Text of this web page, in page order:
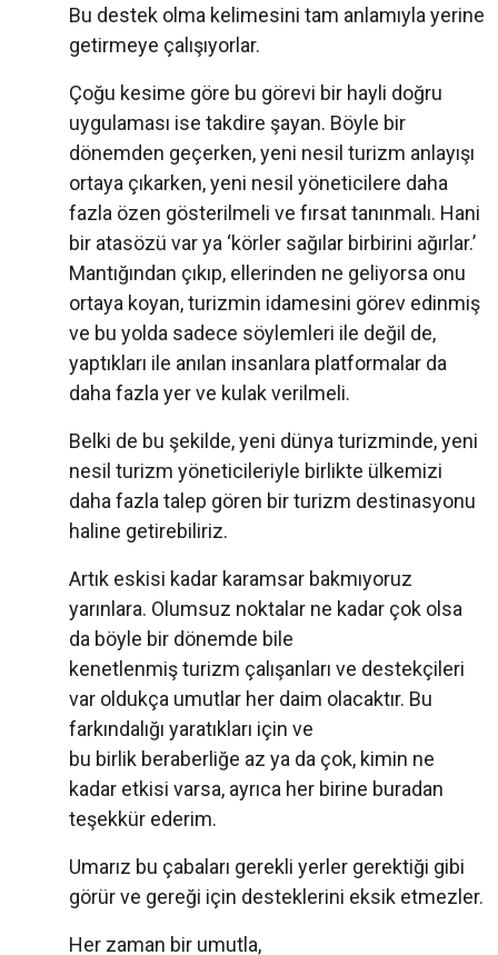
Bu destek olma kelimesini tam anlamıyla yerine
getirmeye çalışıyorlar.
Çoğu kesime göre bu görevi bir hayli doğru
uygulaması ise takdire şayan. Böyle bir
dönemden geçerken, yeni nesil turizm anlayışı
ortaya çıkarken, yeni nesil yöneticilere daha
fazla özen gösterilmeli ve fırsat tanınmalı. Hani
bir atasözü var ya ‘körler sağılar birbirini ağırlar.’
Mantığından çıkıp, ellerinden ne geliyorsa onu
ortaya koyan, turizmin idamesini görev edinmiş
ve bu yolda sadece söylemleri ile değil de,
yaptıkları ile anılan insanlara platformalar da
daha fazla yer ve kulak verilmeli.
Belki de bu şekilde, yeni dünya turizminde, yeni
nesil turizm yöneticileriyle birlikte ülkemizi
daha fazla talep gören bir turizm destinasyonu
haline getirebiliriz.
Artık eskisi kadar karamsar bakmıyoruz
yarınlara. Olumsuz noktalar ne kadar çok olsa
da böyle bir dönemde bile
kenetlenmiş turizm çalışanları ve destekçileri
var oldukça umutlar her daim olacaktır. Bu
farkındalığı yaratıkları için ve
bu birlik beraberliğe az ya da çok, kimin ne
kadar etkisi varsa, ayrıca her birine buradan
teşekkür ederim.
Umarız bu çabaları gerekli yerler gerektiği gibi
görür ve gereği için desteklerini eksik etmezler.
Her zaman bir umutla,